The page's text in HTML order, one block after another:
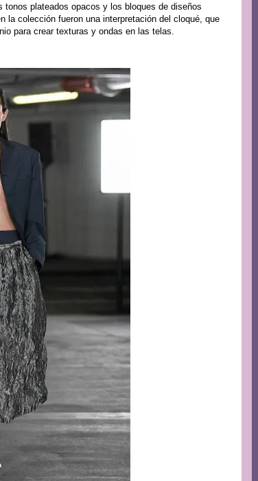
plateados opacos y los bloques de diseños
la colección fueron una interpretación del cloqué, que
para crear texturas y ondas en las telas.